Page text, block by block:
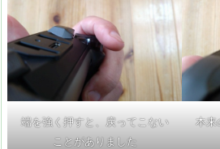
端を強く押すと、戻ってこない
ことがありました
本来